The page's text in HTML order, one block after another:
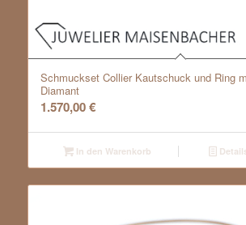
Schmuckset Collier Kautschuck und Ring
Diamant
1.570,00€
In den Warenkorb